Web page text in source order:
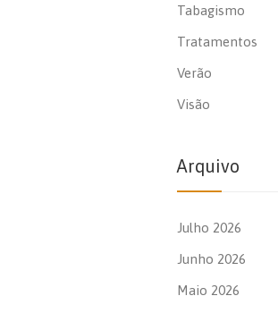
Tabagismo
Tratamentos
Verão
Visão
Arquivo
Julho 2026
Junho 2026
Maio 2026